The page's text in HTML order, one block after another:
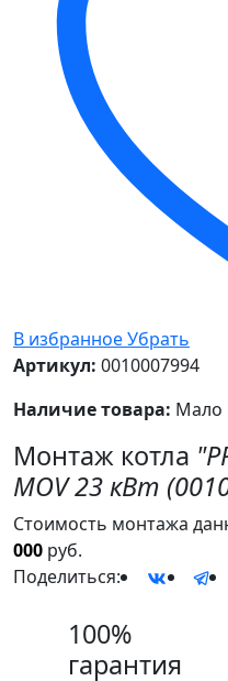
В избранноеУбрать
Артикул: 0010007994
Наличие товара: Мало
Монтаж котла
MOV 23 кВт
Стоимость монтажа
000 руб.
Поделиться:
100%
гарантия